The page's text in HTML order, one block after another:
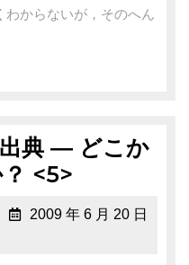
わからないが，そのへん
典 ― どこか
<5>
2009 年 6 月 20 日